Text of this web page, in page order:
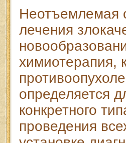
Неотъемлемая
лечения
химиотерапия,
определяется
конкретного
проведения